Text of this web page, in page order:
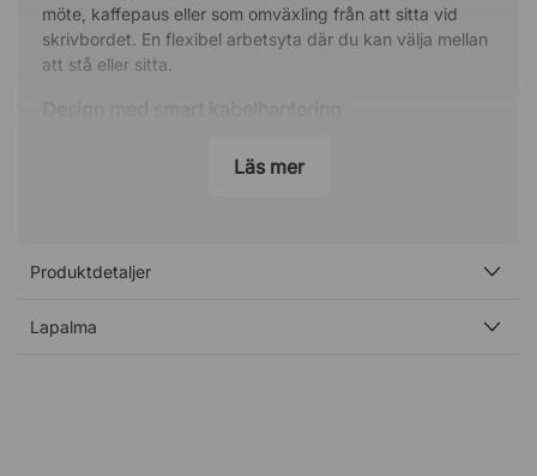
möte, kaffepaus eller som omväxling från att sitta vid
skrivbordet. En flexibel arbetsyta där du kan välja mellan
att stå eller sitta.
dolda men samtidigt lättåtkomliga, så att du enkelt kan
Läs mer
Produktdetaljer
Lapalma